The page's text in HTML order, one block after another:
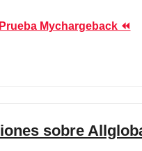
Prueba Mychargeback ⏪
sobre